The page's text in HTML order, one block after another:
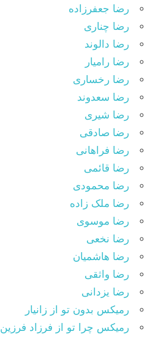
رضا جعفرزاده
رضا چناری
رضا دالوند
رضا رامیار
رضا رخساری
رضا سعدوند
رضا شیری
رضا صادقی
رضا فراهانی
رضا قائمی
رضا محمودی
رضا ملک زاده
رضا موسوی
رضا نخعی
رضا هاشمیان
رضا واثقی
رضا یزدانی
رمیکس بدون تو از زانیار
رمیکس چرا تو از فرزاد فرزین